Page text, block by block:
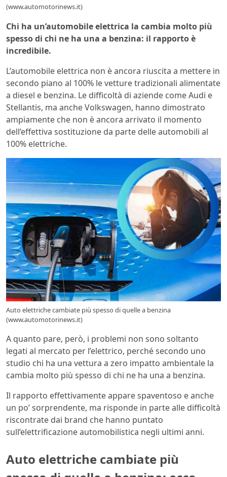
(www.automotorinews.it)
Chi ha un’automobile elettrica la cambia molto più
spesso di chi ne ha una a benzina: il rapporto è
incredibile.
L’automobile elettrica non è ancora riuscita a mettere in
secondo piano al 100% le vetture tradizionali alimentate
a diesel e benzina. Le difficoltà di aziende come Audi e
Stellantis, ma anche Volkswagen, hanno dimostrato
ampiamente che non è ancora arrivato il momento
dell’effettiva sostituzione da parte delle automobili al
100% elettriche.
Auto elettriche cambiate più spesso di quelle a benzina
(www.automotorinews.it)
A quanto pare, però, i problemi non sono soltanto
legati al mercato per l’elettrico, perché secondo uno
studio chi ha una vettura a zero impatto ambientale la
cambia molto più spesso di chi ne ha una a benzina.
Il rapporto effettivamente appare spaventoso e anche
un po’ sorprendente, ma risponde in parte alle difficoltà
riscontrate dai brand che hanno puntato
sull’elettrificazione automobilistica negli ultimi anni.
Auto elettriche cambiate più